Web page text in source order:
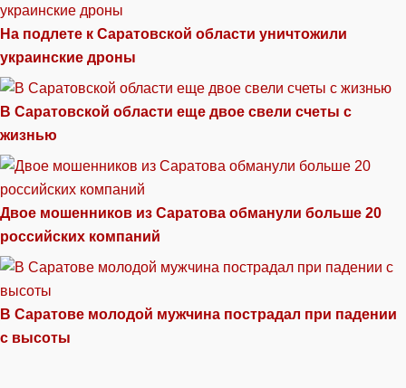
На подлете к Саратовской области уничтожили
украинские дроны
В Саратовской области еще двое свели счеты с
жизнью
Двое мошенников из Саратова обманули больше 20
российских компаний
В Саратове молодой мужчина пострадал при падении
с высоты